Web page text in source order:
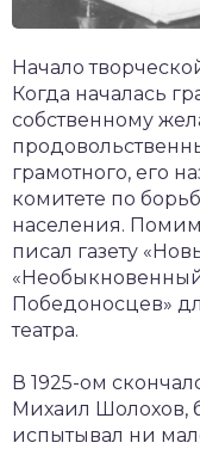
Начало
Когда началась
собственному
грамотного, его
комитете по
населения.
писал газету
Победоносцев»
театра.
В 1925-ом
Михаил Шолохов,
испытывал ни